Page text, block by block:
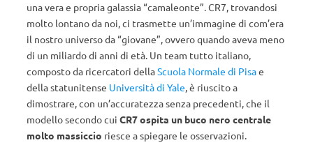
una vera e propria galassia “camaleonte”. CR7, trovandosi
molto lontano da noi, ci trasmette un’immagine di com’era
il nostro universo da “giovane”, ovvero quando aveva meno
di un miliardo di anni di età. Un team tutto italiano,
composto da ricercatori dellaScuola Normale di Pisae
della statunitense Università di Yale, è riuscito a
dimostrare, con un’accuratezza senza precedenti, che il
modello secondo cui CR7 ospita un buco nero centrale
molto massiccio riesce a spiegare le osservazioni.